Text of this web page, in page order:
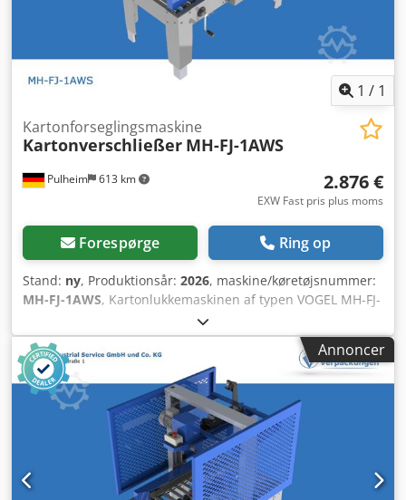
1 / 1
Pulheim 613 km
Kartonforseglingsmaskine
Kartonverschließer MH-FJ-1AWS
2.876 €
EXW Fast pris plus moms
Forespørge Ring op
Stand: ny, Produktionsår: 2026, maskine/køretøjsnummer:
MH-FJ-1AWS, Kartonlukkemaskinen af typen VOGEL MH-FJ-
1AWS er udstyret med et sidebåndsdrev-system. Maskinen
er specielt designet til kartoner i mindre formater.
Kartonformater: Længde: 160 – ∞ mm Bredde: 90 – 320 mm
Højde: 60 – 280 mm Tekniske data: Længde: 1.090 mm
Bredde: 890 mm Vægt: 85 kg Driftsspænding: 220 V CE-
mærkning Tilbehør: Dodezr Hvaepfx Ag Ujck Til vores
VOGEL kartonlukker-program tilbyder vi løbehjul, for- og
efterløbsborde samt rullebaner.
Annoncer